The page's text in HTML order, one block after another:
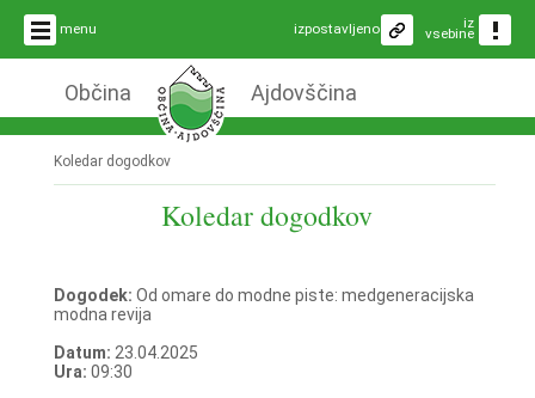
menu iz
vsebine
izpostavljeno
Občina Ajdovščina
Koledar dogodkov
Koledar dogodkov
Dogodek: Od omare do modne piste: medgeneracijska
modna revija
Datum: 23.04.2025
Ura: 09:30